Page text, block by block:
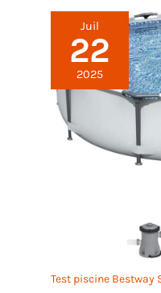
Juil
22
2025
Test piscine Bestway